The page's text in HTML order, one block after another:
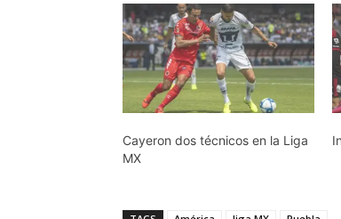
Cayeron dos técnicos en la Liga
MX